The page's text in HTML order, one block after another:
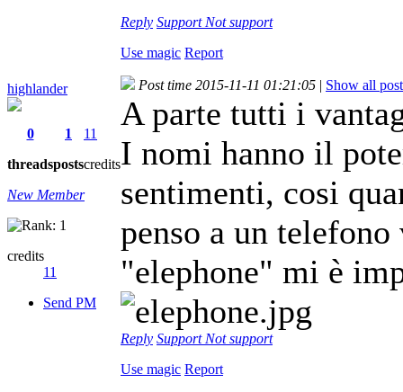
Reply Support Not support
Use magic Report
highlander
0
threads
1
posts
11
credits
New Member
credits
11
Send PM
Post time 2015-11-11 01:21:05 | Show all
A parte tutti i
I nomi hanno il
sentimenti, cosi
penso a un
"elephone" mi è
Reply Support Not support
Use magic Report